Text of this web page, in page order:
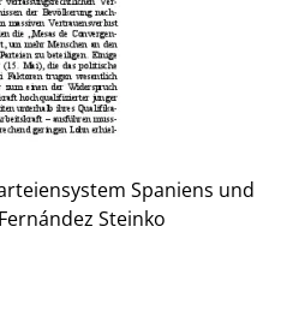
Spaniens und
Steinko